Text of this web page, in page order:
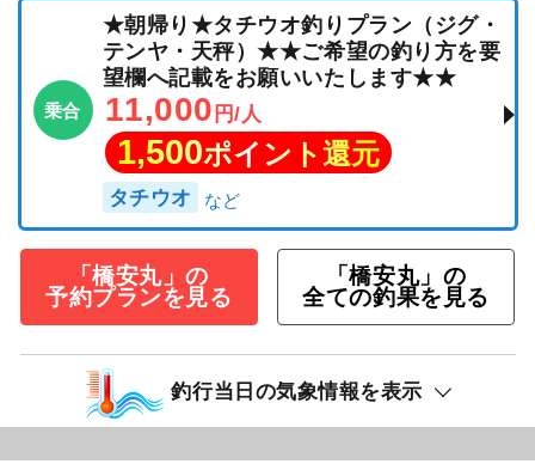
乗合
★朝帰り★タチウオ釣りプラン（ジグ・
テンヤ・天秤）★★ご希望の釣り方を要
望欄へ記載をお願いいたします★★
11,000 円/人
1,500ポイント還元
タチウオ
「橋安丸」の
予約プランを見る
「橋安丸」の
全ての釣果を見る
釣行当日の気象情報を表示